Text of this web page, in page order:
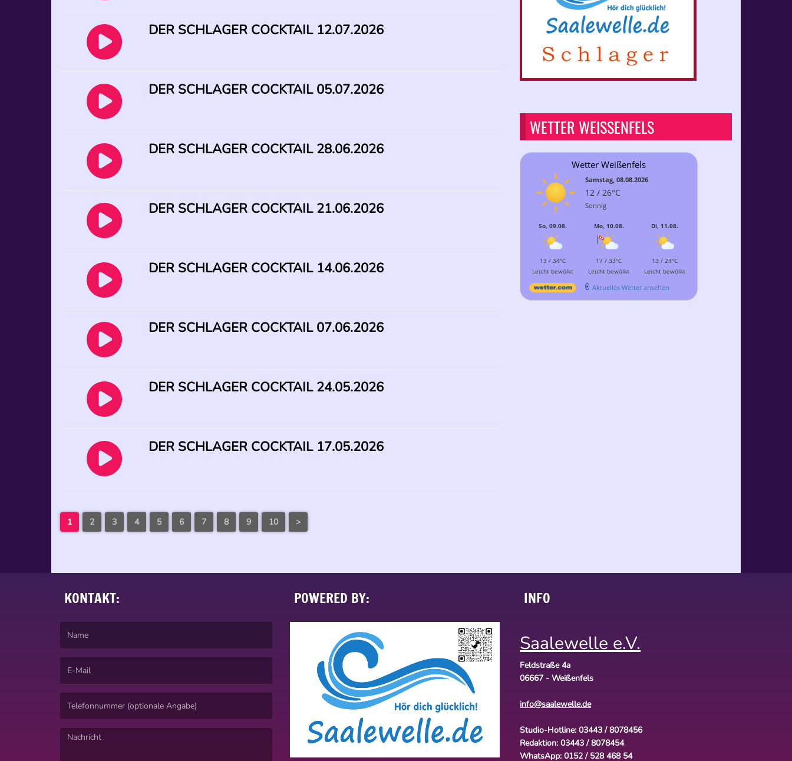
DER SCHLAGER COCKTAIL 12.07.2026
DER SCHLAGER COCKTAIL 05.07.2026
DER SCHLAGER COCKTAIL 28.06.2026
DER SCHLAGER COCKTAIL 21.06.2026
DER SCHLAGER COCKTAIL 14.06.2026
DER SCHLAGER COCKTAIL 07.06.2026
DER SCHLAGER COCKTAIL 24.05.2026
DER SCHLAGER COCKTAIL 17.05.2026
1 2 3 4 5 6 7 8 9 10 >
WETTER WEISSENFELS
Wetter Weißenfels
Samstag, 08.08.2026
12 / 26°C
Sonnig
So, 09.08.
13 / 34°C
Leicht bewölkt
Mo, 10.08.
17 / 33°C
Leicht bewölkt
Di, 11.08.
13 / 24°C
Leicht bewölkt
Aktuelles Wetter ansehen
KONTAKT: POWERED BY: INFO
Saalewelle e.V.
Feldstraße 4a
06667 - Weißenfels
info@saalewelle.de
Studio-Hotline: 03443 / 8078456
Redaktion: 03443 / 8078454
WhatsApp: 0152 / 528 468 54